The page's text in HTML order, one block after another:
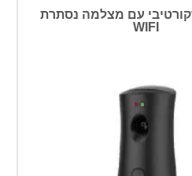
עם מצלמה נסתרת
WIFI